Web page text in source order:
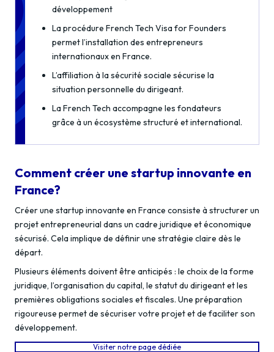
développement
La procédure French Tech Visa for Founders
permet l’installation des entrepreneurs
internationaux en France.
L’affiliation à la sécurité sociale sécurise la
situation personnelle du dirigeant.
La French Tech accompagne les fondateurs
grâce à un écosystème structuré et international.
Comment créer une startup innovante en
France?
Créer une startup innovante en France consiste à structurer un
projet entrepreneurial dans un cadre juridique et économique
sécurisé. Cela implique de définir une stratégie claire dès le
départ.
Plusieurs éléments doivent être anticipés : le choix de la forme
juridique, l’organisation du capital, le statut du dirigeant et les
premières obligations sociales et fiscales. Une préparation
rigoureuse permet de sécuriser votre projet et de faciliter son
développement.
Visiter notre page dédiée